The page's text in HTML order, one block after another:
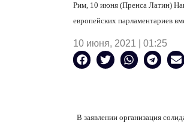
Рим, 10 июня (Пренса Латин)
европейских парламентариев
10 июня, 2021 | 01:25
В заявлении организация